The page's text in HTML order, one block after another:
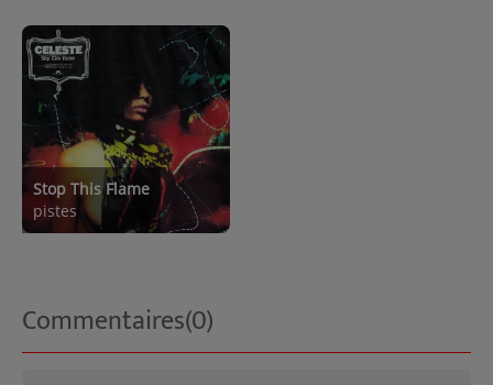
Stop This Flame
pistes
Commentaires(0)